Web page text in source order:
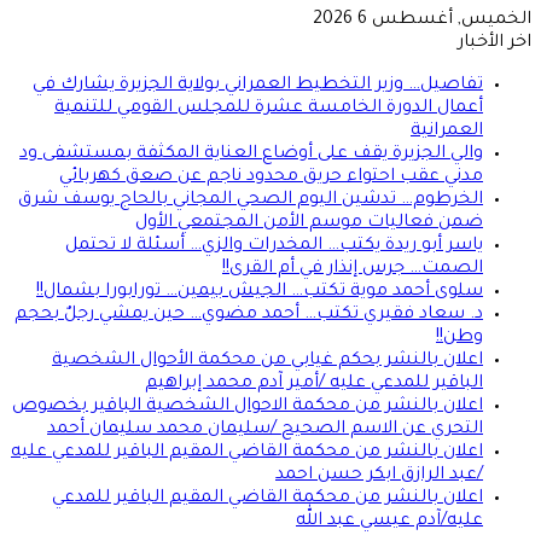
الخميس, أغسطس 6 2026
اخر الأخبار
تفاصيل… وزير التخطيط العمراني بولاية الجزيرة يشارك في
أعمال الدورة الخامسة عشرة للمجلس القومي للتنمية
العمرانية
والي الجزيرة يقف على أوضاع العناية المكثفة بمستشفى ود
مدني عقب احتواء حريق محدود ناجم عن صعق كهربائي
الخرطوم… تدشين اليوم الصحي المجاني بالحاج يوسف شرق
ضمن فعاليات موسم الأمن المجتمعي الأول
ياسر أبو ريدة يكتب… المخدرات والزي… أسئلة لا تحتمل
الصمت… جرس إنذار في أم القرى!!
سلوى أحمد موية تكتب… الجيش بيمين… تورابورا بشمال!!
د. سعاد فقيري تكتب… أحمد مضوي… حين يمشي رجلٌ بحجم
وطن!!
اعلان بالنشر بحكم غيابي من محكمة الأحوال الشخصية
الباقير للمدعي عليه /أمير آدم محمد إبراهيم
اعلان بالنشر من محكمة الاحوال الشخصية الباقير بخصوص
التحري عن الاسم الصحيح /سليمان محمد سليمان أحمد
اعلان بالنشر من محكمة القاضي المقيم الباقير للمدعي عليه
/عبد الرازق ابكر حسن احمد
اعلان بالنشر من محكمة القاضي المقيم الباقير للمدعي
عليه/آدم عيسي عبد الله